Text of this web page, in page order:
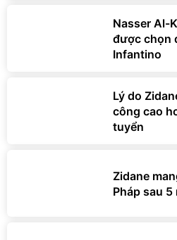
Nasser Al-
được chọn
Infantino
Lý do
công cao
tuyển
Zidane
Pháp sau 5